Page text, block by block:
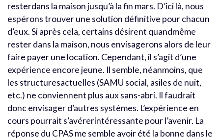
resterdans la maison jusqu’à la fin mars. D’ici là, nous
espérons trouver une solution définitive pour chacun
d’eux. Si après cela, certains désirent quandmême
rester dans la maison, nous envisagerons alors de leur
faire payer une location. Cependant, il s’agit d’une
expérience encore jeune. Il semble, néanmoins, que
les structuresactuelles (SAMU social, asiles de nuit,
etc.) ne conviennent plus aux sans-abri. Il faudrait
donc envisager d’autres systèmes. L’expérience en
cours pourrait s’avérerintéressante pour l’avenir. La
réponse du CPAS me semble avoir été la bonne dans le